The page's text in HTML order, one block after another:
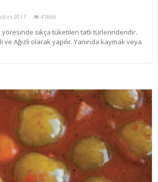
2017 41866
sıkça tüketilen tatlı türlerindendir.
ve Ağızlı olarak yapılır. Yanında kaymak veya